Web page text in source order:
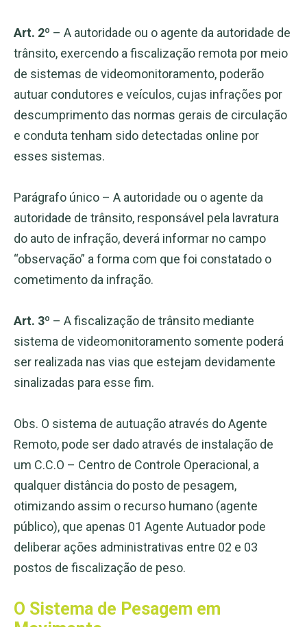
Art. 2º – A autoridade ou o agente da autoridade de
trânsito, exercendo a fiscalização remota por meio
de sistemas de videomonitoramento, poderão
autuar condutores e veículos, cujas infrações por
descumprimento das normas gerais de circulação
e conduta tenham sido detectadas online por
esses sistemas.
Parágrafo único – A autoridade ou o agente da
autoridade de trânsito, responsável pela lavratura
do auto de infração, deverá informar no campo
“observação” a forma com que foi constatado o
cometimento da infração.
Art. 3º – A fiscalização de trânsito mediante
sistema de videomonitoramento somente poderá
ser realizada nas vias que estejam devidamente
sinalizadas para esse fim.
Obs. O sistema de autuação através do Agente
Remoto, pode ser dado através de instalação de
um C.C.O – Centro de Controle Operacional, a
qualquer distância do posto de pesagem,
otimizando assim o recurso humano (agente
público), que apenas 01 Agente Autuador pode
deliberar ações administrativas entre 02 e 03
postos de fiscalização de peso.
O Sistema de Pesagem em